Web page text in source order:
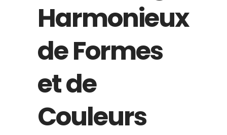
Harmonieux
de Formes
et de
Couleurs